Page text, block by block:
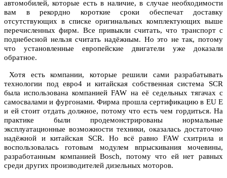
автомобилей, которые есть в наличие, в случае необходимости
вам в рекордно короткие сроки обеспечат доставку
отсутствующих в списке оригинальных комплектующих выше
перечисленных фирм. Все привыкли считать, что транспорт с
поднебесной нельзя считать надёжным. Но это не так, потому
что установленные европейские двигатели уже доказали
обратное.
Хотя есть компании, которые решили сами разрабатывать
технологии под евро4 и китайская собственная система SCR
была использована компанией FAW на её седельных тягачах с
самосвалами и фургонами. Фирма прошла сертификацию в EU E
и ей стоит отдать должное, потому что есть чем гордиться. На
практике были продемонстрированы нормальные
эксплуатационные возможности техники, оказалась достаточно
надёжной и китайская SCR. Но всё равно FAW схитрила и
воспользовалась готовым модулем впрыскивания мочевины,
разработанным компанией Bosch, потому что ей нет равных
среди других производителей дизельных моторов.